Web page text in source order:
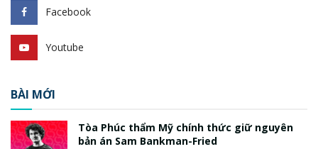
Facebook
Youtube
BÀI MỚI
Tòa Phúc thẩm Mỹ chính thức giữ nguyên
bản án Sam Bankman-Fried